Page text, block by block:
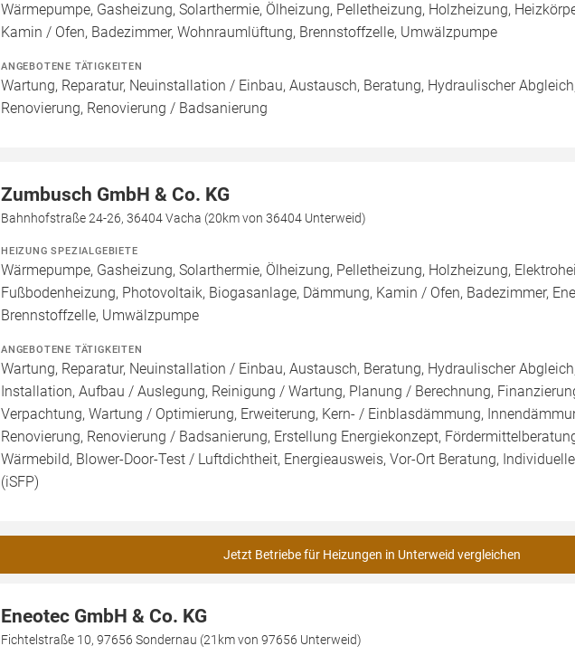
Wärmepumpe, Gasheizung, Solarthermie, Ölheizung, Pelletheizung, Holzheizung,
Kamin / Ofen, Badezimmer, Wohnraumlüftung, Brennstoffzelle, Umwälzpumpe
ANGEBOTENE TÄTIGKEITEN
Wartung, Reparatur, Neuinstallation / Einbau, Austausch, Beratung, Hydraulischer
Renovierung, Renovierung / Badsanierung
Zumbusch GmbH & Co. KG
Bahnhofstraße 24-26, 36404 Vacha (20km von 36404 Unterweid)
HEIZUNG SPEZIALGEBIETE
Wärmepumpe, Gasheizung, Solarthermie, Ölheizung, Pelletheizung, Holzheizung,
Fußbodenheizung, Photovoltaik, Biogasanlage, Dämmung, Kamin / Ofen, Badezimmer,
Brennstoffzelle, Umwälzpumpe
ANGEBOTENE TÄTIGKEITEN
Wartung, Reparatur, Neuinstallation / Einbau, Austausch, Beratung, Hydraulischer
Installation, Aufbau / Auslegung, Reinigung / Wartung, Planung / Berechnung,
Verpachtung, Wartung / Optimierung, Erweiterung, Kern- / Einblasdämmung,
Renovierung, Renovierung / Badsanierung, Erstellung Energiekonzept,
Wärmebild, Blower-Door-Test / Luftdichtheit, Energieausweis, Vor-Ort Beratung,
(iSFP)
Jetzt Betriebe für Heizungen in Unterweid vergleichen
Eneotec GmbH & Co. KG
Fichtelstraße 10, 97656 Sondernau (21km von 97656 Unterweid)